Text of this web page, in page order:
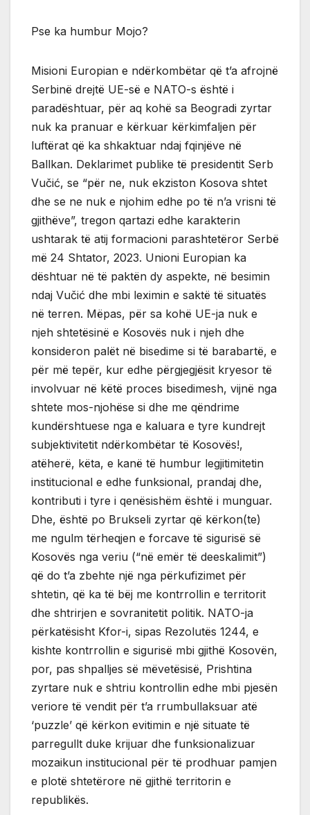
Pse ka humbur Mojo?
Misioni Europian e ndërkombëtar që t’a afrojnë
Serbinë drejtë UE-së e NATO-s është i
paradështuar, për aq kohë sa Beogradi zyrtar
nuk ka pranuar e kërkuar kërkimfaljen për
luftërat që ka shkaktuar ndaj fqinjëve në
Ballkan. Deklarimet publike të presidentit Serb
Vučić, se “për ne, nuk ekziston Kosova shtet
dhe se ne nuk e njohim edhe po të n’a vrisni të
gjithëve”, tregon qartazi edhe karakterin
ushtarak të atij formacioni parashtetëror Serbë
më 24 Shtator, 2023. Unioni Europian ka
dështuar në të paktën dy aspekte, në besimin
ndaj Vučić dhe mbi leximin e saktë të situatës
në terren. Mëpas, për sa kohë UE-ja nuk e
njeh shtetësinë e Kosovës nuk i njeh dhe
konsideron palët në bisedime si të barabartë, e
për më tepër, kur edhe përgjegjësit kryesor të
involvuar në këtë proces bisedimesh, vijnë nga
shtete mos-njohëse si dhe me qëndrime
kundërshtuese nga e kaluara e tyre kundrejt
subjektivitetit ndërkombëtar të Kosovës!,
atëherë, këta, e kanë të humbur legjitimitetin
institucional e edhe funksional, prandaj dhe,
kontributi i tyre i qenësishëm është i munguar.
Dhe, është po Brukseli zyrtar që kërkon(te)
me ngulm tërheqjen e forcave të sigurisë së
Kosovës nga veriu (“në emër të deeskalimit”)
që do t’a zbehte një nga përkufizimet për
shtetin, që ka të bëj me kontrrollin e territorit
dhe shtrirjen e sovranitetit politik. NATO-ja
përkatësisht Kfor-i, sipas Rezolutës 1244, e
kishte kontrrollin e sigurisë mbi gjithë Kosovën,
por, pas shpalljes së mëvetësisë, Prishtina
zyrtare nuk e shtriu kontrollin edhe mbi pjesën
veriore të vendit për t’a rrumbullaksuar atë
‘puzzle’ që kërkon evitimin e një situate të
parregullt duke krijuar dhe funksionalizuar
mozaikun institucional për të prodhuar pamjen
e plotë shtetërore në gjithë territorin e
republikës.